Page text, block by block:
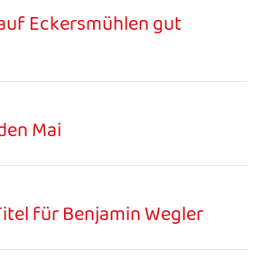
Eckersmühlen gut
Mai
für Benjamin Wegler